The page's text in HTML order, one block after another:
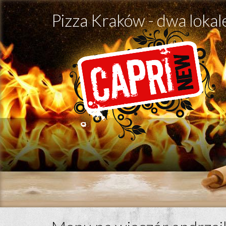
Pizza Kraków - dwa